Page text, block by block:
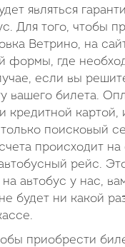
являться
Для того, чтобы
Ветрино, на
формы, где
если вы
вашего билета.
кредитной
поисковый
происходит
рейс.
на автобус у нас,
будет ни какой
приобрести